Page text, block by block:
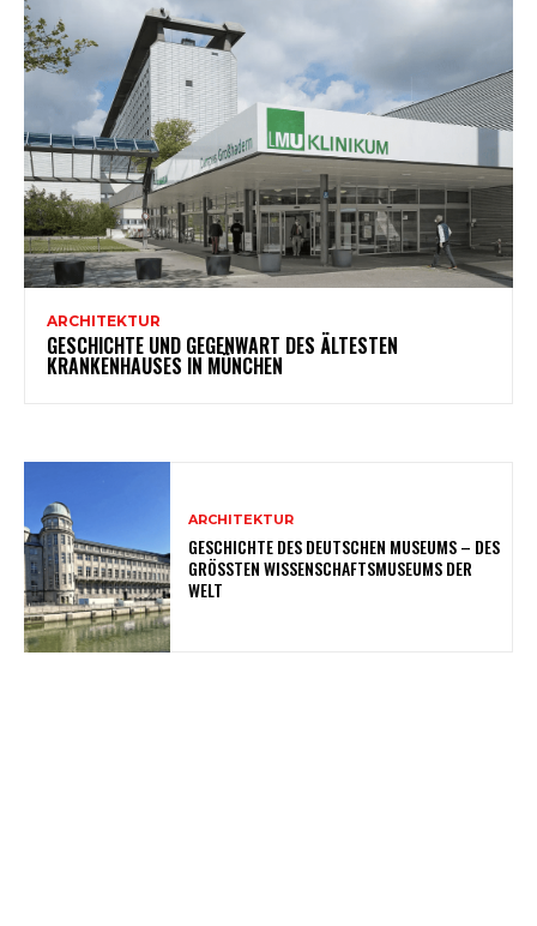
ARCHITEKTUR
GESCHICHTE UND GEGENWART DES ÄLTESTEN
KRANKENHAUSES IN MÜNCHEN
ARCHITEKTUR
GESCHICHTE DES DEUTSCHEN MUSEUMS – DES
GRÖSSTEN WISSENSCHAFTSMUSEUMS DER W
ELT